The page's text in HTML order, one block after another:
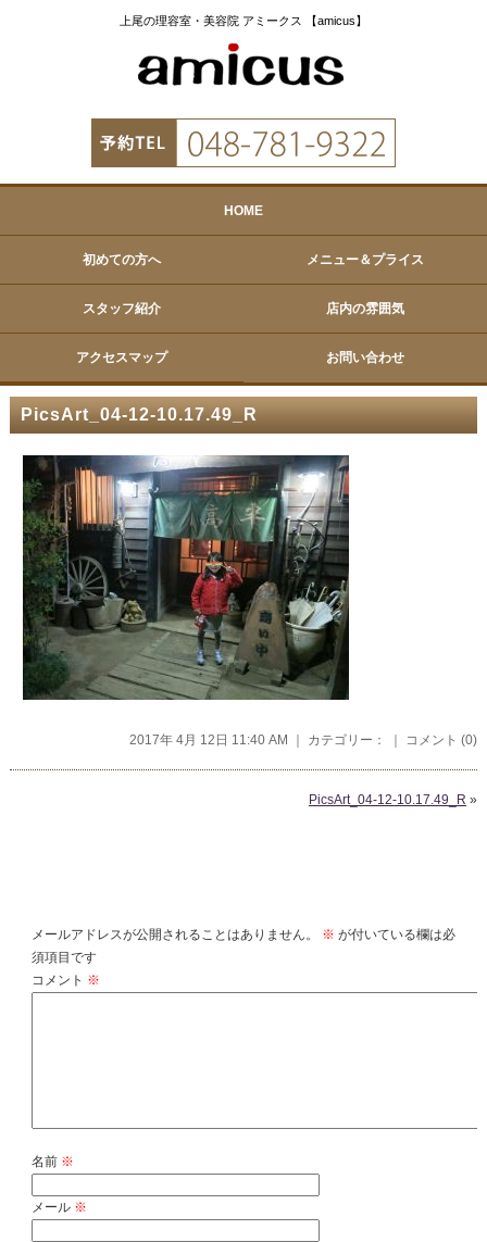
上尾の理容室・美容院 アミークス 【amicus】
HOME
初めての方へ メニュー＆プライス
スタッフ紹介 店内の雰囲気
アクセスマップ お問い合わせ
PicsArt_04-12-10.17.49_R
2017年 4月 12日 11:40 AM ｜ カテゴリー： ｜ コメント (0)
PicsArt_04-12-10.17.49_R »
メールアドレスが公開されることはありません。 ※ が付いている欄は必
須項目です
コメント ※
名前 ※
メール ※